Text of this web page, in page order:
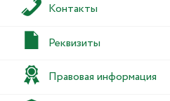
Контакты
Реквизиты
Правовая информация